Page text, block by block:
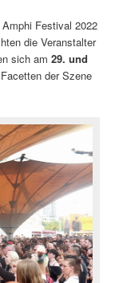
Festival 2022
die Veranstalter
sich am29. und
der Szene